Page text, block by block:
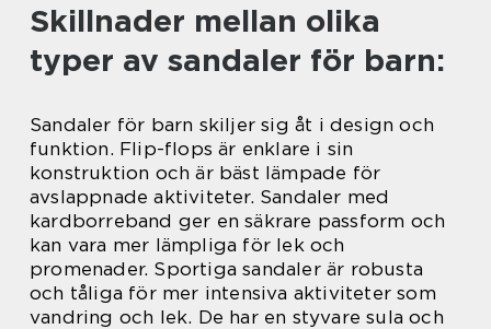
Skillnader mellan olika
typer av sandaler för barn:
Sandaler för barn skiljer sig åt i design och
funktion. Flip-flops är enklare i sin
konstruktion och är bäst lämpade för
avslappnade aktiviteter. Sandaler med
kardborreband ger en säkrare passform och
kan vara mer lämpliga för lek och
promenader. Sportiga sandaler är robusta
och tåliga för mer intensiva aktiviteter som
vandring och lek. De har en styvare sula och